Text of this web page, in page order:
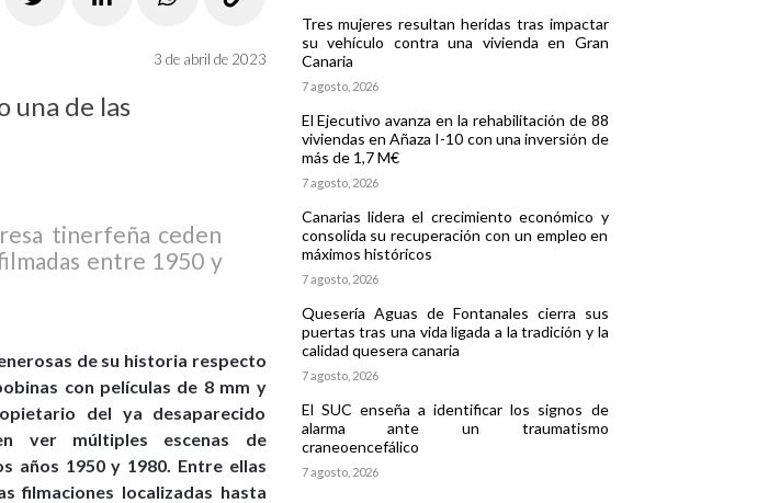
3 de abril de 2023
una de las
tinerfeña ceden
entre 1950 y
de su historia respecto
con películas de 8 mm y
del ya desaparecido
ver múltiples escenas de
años 1950 y 1980. Entre ellas
filmaciones localizadas hasta
Tres mujeres resultan heridas tras impactar
su vehículo contra una vivienda en Gran
Canaria
7 agosto, 2026
El Ejecutivo avanza en la rehabilitación de 88
viviendas en Añaza I-10 con una inversión de
más de 1,7 M€
7 agosto, 2026
Canarias lidera el crecimiento económico y
consolida su recuperación con un empleo en
máximos históricos
7 agosto, 2026
Quesería Aguas de Fontanales cierra sus
puertas tras una vida ligada a la tradición y la
calidad quesera canaria
7 agosto, 2026
El SUC enseña a identificar los signos de
alarma ante un traumatismo
craneoencefálico
7 agosto, 2026